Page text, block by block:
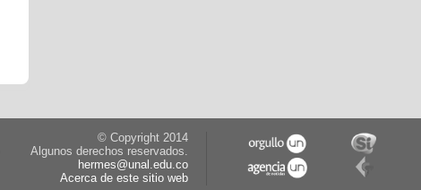
© Copyright 2014
Algunos derechos reservados.
hermes@unal.edu.co
Acerca de este sitio web